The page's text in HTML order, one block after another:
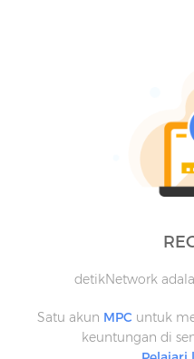
detikNetwork
Satu akun MPC untuk
keuntungan di